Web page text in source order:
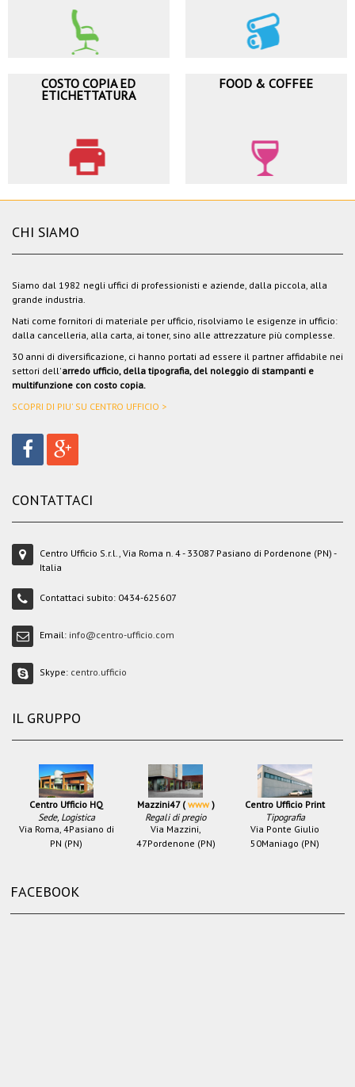
COSTO COPIA ED
ETICHETTATURA
FOOD & COFFEE
CHI SIAMO
Siamo dal 1982 negli uffici di professionisti e aziende, dalla piccola, alla
grande industria.
Nati come fornitori di materiale per ufficio, risolviamo le esigenze in ufficio:
dalla cancelleria, alla carta, ai toner, sino alle attrezzature più complesse.
30 anni di diversificazione, ci hanno portati ad essere il partner affidabile nei
settori dell'arredo ufficio, della tipografia, del noleggio di stampanti e
multifunzione con costo copia.
SCOPRI DI PIU' SU CENTRO UFFICIO >
CONTATTACI
Centro Ufficio S.r.l., Via Roma n. 4 - 33087 Pasiano di Pordenone (PN) -
Italia
Contattaci subito: 0434-625607
Email: info@centro-ufficio.com
Skype: centro.ufficio
IL GRUPPO
Centro Ufficio HQ
Sede, Logistica
Via Roma, 4Pasiano di
PN (PN)
Mazzini47 (www)
Regali di pregio
Via Mazzini,
47Pordenone (PN)
Centro Ufficio Print
Tipografia
Via Ponte Giulio
50Maniago (PN)
FACEBOOK